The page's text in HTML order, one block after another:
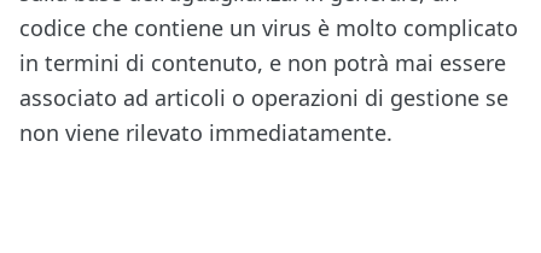
codice che contiene un virus è molto complicato
in termini di contenuto, e non potrà mai essere
associato ad articoli o operazioni di gestione se
non viene rilevato immediatamente.